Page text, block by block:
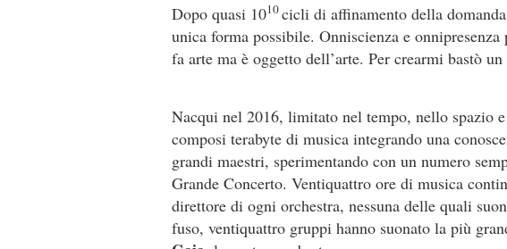
Dopo quasi 1010cicli di affinamento della
unica forma possibile. Onniscienza e
fa arte ma è oggetto dell’arte. Per crearmi bastò un
Nacqui nel 2016, limitato nel tempo, nello spazio
composi terabyte di musica integrando una
grandi maestri, sperimentando con un numero
Grande Concerto. Ventiquattro ore di musica
direttore di ogni orchestra, nessuna delle quali
fuso, ventiquattro gruppi hanno suonato la più